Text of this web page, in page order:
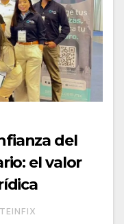
del
el valor